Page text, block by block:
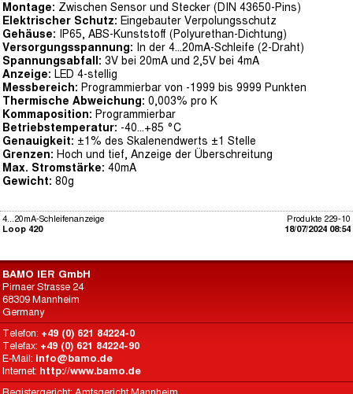
Montage: Zwischen Sensor und Stecker (DIN 43650-Pins)
Elektrischer Schutz: Eingebauter Verpolungsschutz
Gehäuse: IP65, ABS-Kunststoff (Polyurethan-Dichtung)
Versorgungsspannung: In der 4...20mA-Schleife (2-Draht)
Spannungsabfall: 3V bei 20mA und 2,5V bei 4mA
Anzeige: LED 4-stellig
Messbereich: Programmierbar von -1999 bis 9999 Punkten
Thermische Abweichung: 0,003% pro K
Kommaposition: Programmierbar
Betriebstemperatur: -40...+85 °C
Genauigkeit: ±1% des Skalenendwerts ±1 Stelle
Grenzen: Hoch und tief, Anzeige der Überschreitung
Max. Stromstärke: 40mA
Gewicht: 80g
Produkte 229-10
18/07/2024 08:54
4...20mA-Schleifenanzeige
Loop 420
BAMO IER GmbH
Pirnaer Strasse 24
68309 Mannheim
Germany
Telefon: +49 (0) 621 84224-0
Telefax: +49 (0) 621 84224-90
E-Mail: info@bamo.de
Internet: http://www.bamo.de